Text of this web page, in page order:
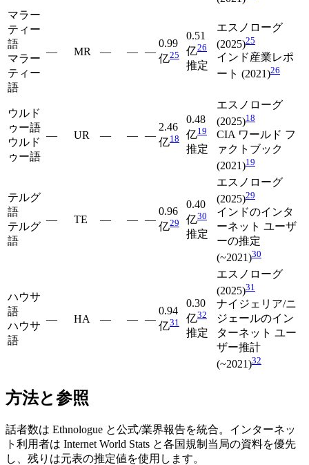
マラー
ティー
語
マラー
ティー
語
— MR — — —
0.99
亿25
0.51
亿26
推定
エスノローグ
(2025)25
インド産業レポ
ート (2021)26
ウルド
ゥー語
ウルド
ゥー語
— UR — — —
2.46
亿18
0.48
亿19
推定
エスノローグ
(2025)18
CIA ワールド フ
ァクトブック
(2021)19
テルグ
語
テルグ
語
— TE — — —
0.96
亿29
0.40
亿30
推定
エスノローグ
(2025)29
インドのインタ
ーネット ユーザ
ーの推定
(~2021)30
ハウサ
語
ハウサ
語
— HA — — —
0.94
亿31
0.30
亿32
推定
エスノローグ
(2025)31
ナイジェリア/ニ
ジェールのイン
ターネット ユー
ザー推計
(~2021)32
方法と参照
話者数は Ethnologue と公式/業界報告を統合。インターネッ
ト利用者は Internet World Stats と各国規制当局の資料を優先
し、残りは元表の推定値を使用します。